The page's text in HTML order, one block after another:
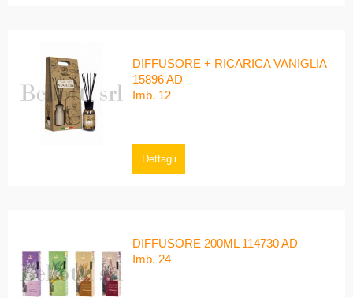
DIFFUSORE + RICARICA VANIGLIA
15896 AD
Imb. 12
Dettagli
DIFFUSORE 200ML 114730 AD
Imb. 24